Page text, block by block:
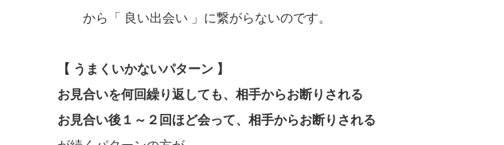
から「 良い出会い 」に繋がらないのです。
【 うまくいかないパターン 】
お見合いを何回繰り返しても、相手からお断りされる
お見合い後１～２回ほど会って、相手からお断りされる